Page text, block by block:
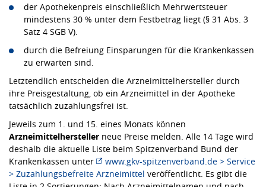
der Apothekenpreis einschließlich Mehrwertsteuer
mindestens 30 % unter dem Festbetrag liegt (§ 31 Abs. 3
Satz 4 SGB V).
durch die Befreiung Einsparungen für die Krankenkassen
zu erwarten sind.
Letztendlich entscheiden die Arzneimittelhersteller durch
ihre Preisgestaltung, ob ein Arzneimittel in der Apotheke
tatsächlich zuzahlungsfrei ist.
Jeweils zum 1. und 15. eines Monats können
Arzneimittelhersteller neue Preise melden. Alle 14 Tage wird
deshalb die aktuelle Liste beim Spitzenverband Bund der
Krankenkassen unter
www.gkv-spitzenverband.de > Service
> Zuzahlungsbefreite Arzneimittel veröffentlicht. Es gibt die